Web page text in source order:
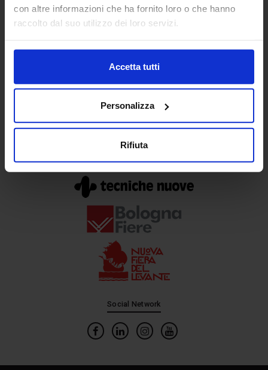
con altre informazioni che ha fornito loro o che hanno
raccolto dal suo utilizzo dei loro servizi.
Accetta tutti
Personalizza
Rifiuta
Senaf srl
20157 | Milano | Italia
+ 39 02.332039460
In collaborazione con
Social Network